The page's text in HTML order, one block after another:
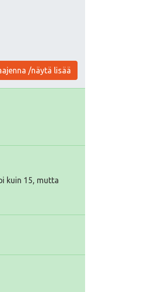
/näytä lisää
kuin 15, mutta